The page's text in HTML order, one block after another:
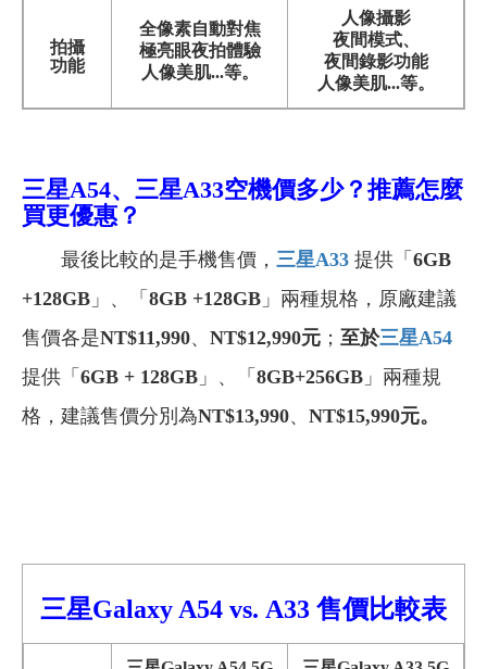
拍攝
功能
全像素自動對焦
極亮眼夜拍體驗
人像美肌...等。
人像攝影
夜間模式、
夜間錄影功能
人像美肌...等。
三星A54、三星A33空機價多少？推薦怎麼
買更優惠？
最後比較的是手機售價， 三星A33 提供「 6GB
+128GB 」、「 8GB +128GB 」兩種規格，原廠建議
售價各是NT$11,990、 NT$12,990元 ； 至於三星A54
提供「 6GB + 128GB 」、「 8GB+256GB 」兩種規
格，建議售價分別為NT$13,990、 NT$15,990元。
三星Galaxy A54 vs. A33 售價比較表